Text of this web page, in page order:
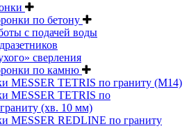
по бетону
с подачей воды
сверления
по камню
MESSER TETRIS по граниту (М14)
MESSER TETRIS по
(хв. 10 мм)
MESSER REDLINE по граниту